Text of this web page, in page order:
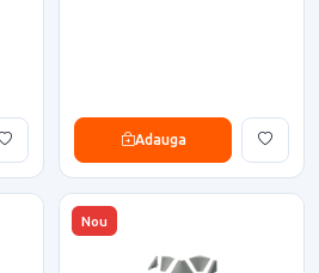
Adauga
Nou